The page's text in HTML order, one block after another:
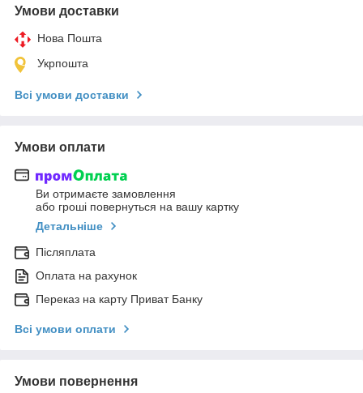
Умови доставки
Нова Пошта
Укрпошта
Всі умови доставки
Умови оплати
Ви отримаєте замовлення
або гроші повернуться на вашу картку
Детальніше
Післяплата
Оплата на рахунок
Переказ на карту Приват Банку
Всі умови оплати
Умови повернення